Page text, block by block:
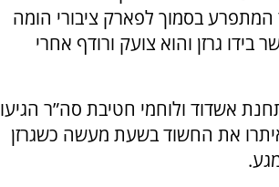
בסמוך לפארק ציבורי הומה
בידו גרזן והוא צועק ורודף אחרי
אשדוד ולוחמי חטיבת סה”ר הגיעו
את החשוד בשעת מעשה כשגרזן